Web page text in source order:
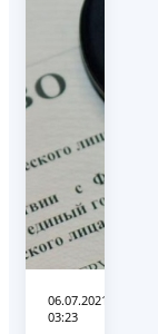
06.07.2021
03:23